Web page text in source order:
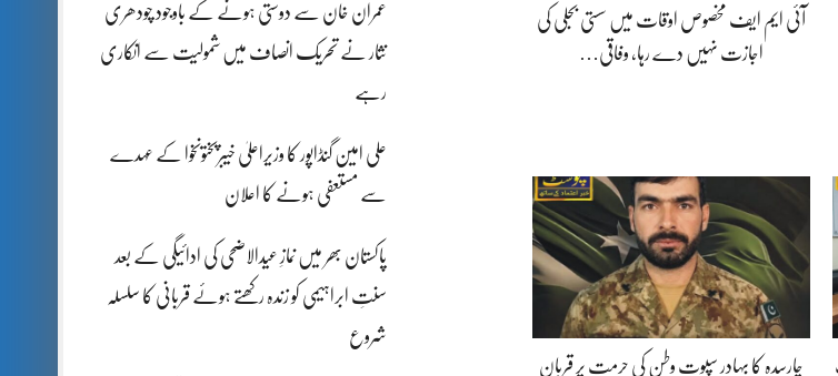
عمران خان سے دوستی ہونے کے باوجود چودھری
نثار نے تحریک انصاف میں شمولیت سے انکاری
رہے
علی امین گنڈاپور کا وزیراعلیٰ خیبرپختونخوا کے عہدے
سے مستعفی ہونے کا اعلان
پاکستان بھر میں نمازِ عیدالاضحی کی ادائیگی کے بعد
سنتِ ابراہیمی کو زندہ رکھتے ہوئے قربانی کا سلسلہ
شروع
آئی ایم ایف مخصوص اوقات میں سستی بجلی کی
اجازت نہیں دے رہا، وفاقی…
چارسدہ کا بہادر سپوت وطن کی حرمت پر قربان